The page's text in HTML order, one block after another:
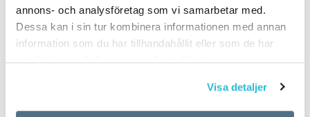
annons- och analysföretag som vi samarbetar med.
Dessa kan i sin tur kombinera informationen med annan
information som du har tillhandahållit eller som de har
samlat in när du har använt deras tjänster.
Visa detaljer